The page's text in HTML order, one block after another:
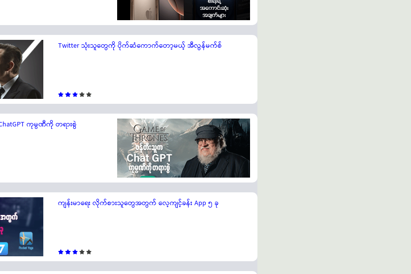
Twitter သုံးသူတွေကို ပိုက်ဆံကောက်တော့မယ့် အီလွန်မက်စ်
ကုမ္ပဏီကို တရားစွဲ
ကျန်းမာရေး လိုက်စားသူတွေအတွက် လေ့ကျင့်ခန်း App ၅ ခု